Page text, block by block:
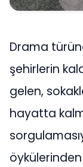
Drama
şehirlerin
gelen,
hayatta